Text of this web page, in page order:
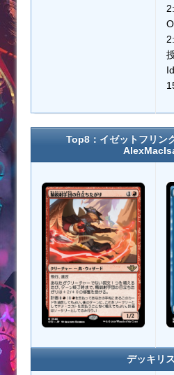
Top8：イゼットフリン
デッキリ